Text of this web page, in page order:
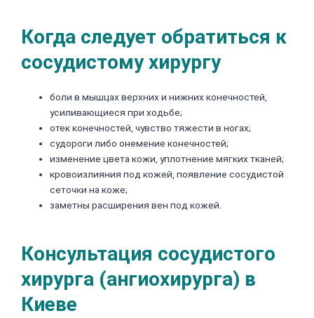
Когда следует обратиться к
сосудистому хирургу
боли в мышцах верхних и нижних конечностей,
усиливающиеся при ходьбе;
отек конечностей, чувство тяжести в ногах;
судороги либо онемение конечностей;
изменение цвета кожи, уплотнение мягких тканей;
кровоизлияния под кожей, появление сосудистой
сеточки на коже;
заметны расширения вен под кожей.
Консультация сосудистого
хирурга (ангиохирурга) в
Киеве